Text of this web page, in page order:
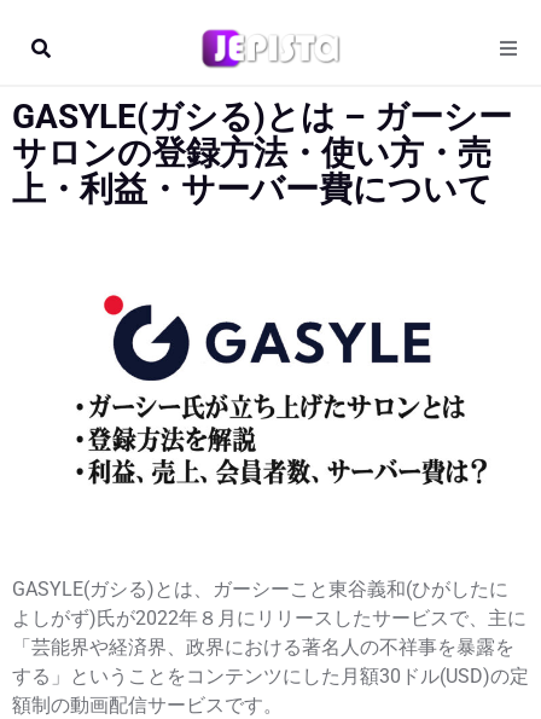
GASYLE(ガシる)とは – ガーシー
サロンの登録方法・使い方・売
上・利益・サーバー費について
GASYLE(ガシる)とは、ガーシーこと東谷義和(ひがしたに
よしがず)氏が2022年８月にリリースしたサービスで、主に
「芸能界や経済界、政界における著名人の不祥事を暴露を
する」ということをコンテンツにした月額30ドル(USD)の定
額制の動画配信サービスです。